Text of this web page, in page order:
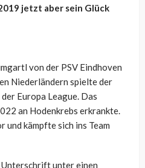
jetzt aber sein Glück
von der PSV Eindhoven
Niederländern spielte der
Europa League. Das
an Hodenkrebs erkrankte.
und kämpfte sich ins Team
unter einen